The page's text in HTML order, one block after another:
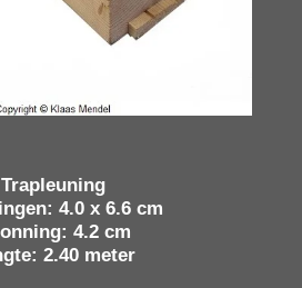
Trapleuning
4.0 x 6.6 cm
4.2 cm
2.40 meter